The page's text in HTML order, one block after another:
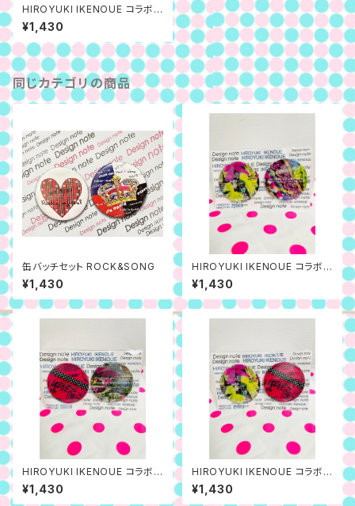
HIROYUKI IKENOUE コラボ
缶バッチセット E
¥1,430
同じカテゴリの商品
缶バッチセット ROCK&SONG
¥1,430
HIROYUKI IKENOUE コラボ
缶バッチセット A
¥1,430
HIROYUKI IKENOUE コラボ
缶バッチセット C
¥1,430
HIROYUKI IKENOUE コラボ
缶バッチセット B
¥1,430